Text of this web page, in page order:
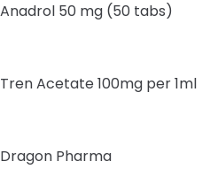
Anadrol 50 mg (50 tabs)
Tren Acetate 100mg per 1ml
Dragon Pharma